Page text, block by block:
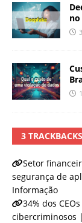
3
Setor
segurança de
Informação
34% dos
cibercriminosos